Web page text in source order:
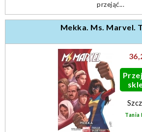
przejąć...
Mekka. Ms. Marvel.
Tania